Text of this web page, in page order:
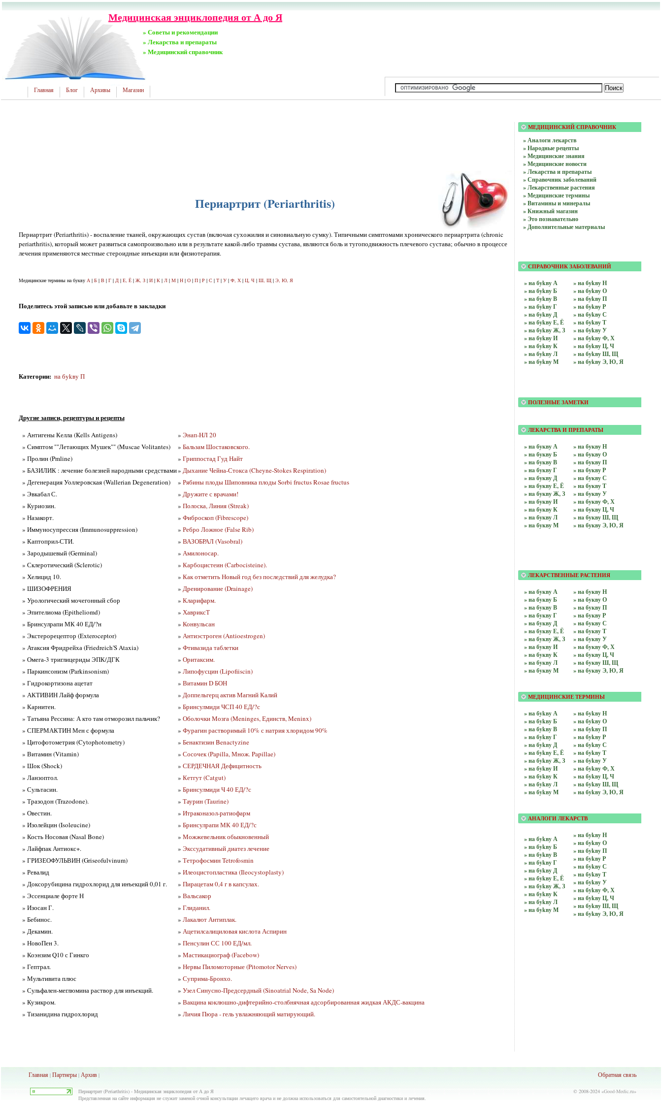
Медицинская энциклопедия от А до Я
» Советы и рекомендации
» Лекарства и препараты
» Медицинский справочник
Главная Блог Архивы Магазин
Периартрит (Periarthritis)
Периартрит (Periarthritis) - воспаление тканей, окружающих сустав (включая сухожилия и синовиальную сумку). Типичными симптомами хронического периартрита (chronic
periarthritis), который может развиться самопроизвольно или в результате какой-либо травмы сустава, являются боль и тугоподвижность плечевого сустава; обычно в процессе
лечения применяются местные стероидные инъекции или физиотерапия.
Медицинские термины на букву А | Б | В| Г| Д| Е, Ё| Ж, З| И| К| Л| М| Н| О| П| Р | С| Т| У| Ф, Х| Ц, Ч | Ш, Щ| Э, Ю, Я
Поделитесь этой записью или добавьте в закладки
Категории: на бykвy П
Другие записи, рецептуры и рецепты
» Антигены Келла (Kells Antigens)
» Симптом ""Летающих Мушек"" (Muscae Volitantes)
» Пролин (Pmline)
» БАЗИЛИК : лечение болезней народными средствами
» Дегенерация Уоллеровская (Wallerian Degeneration)
» Эвкабал С.
» Куриозин.
» Назакорт.
» Иммуносупрессия (Immunosuppression)
» Каптоприл-СТИ.
» Зародышевый (Germinal)
» Склеротический (Sclerotic)
» Хелицид 10.
» ШИЗОФРЕНИЯ
» Урологический мочегонный сбор
» Эпителиома (Epitheliomd)
» Бринсулрапи МК 40 ЕД/?н
» Экстерорецептор (Exteroceptor)
» Атаксия Фридрейха (Friedreich'S Ataxia)
» Омега-3 триглицериды ЭПК/ДГК
» Паркинсонизм (Parkinsonism)
» Гидрокортизона ацетат
» АКТИВИН Лайф формула
» Карнитен.
» Татьяна Рессина: А кто там отморозил пальчик?
» СПЕРМАКТИН Мен с формула
» Цитофотометрия (Cytophotometry)
» Витамин (Vitamin)
» Шок (Shock)
» Ланзоптол.
» Сультасин.
» Тразодон (Trazodone).
» Овестин.
» Изолейцин (Isoleucine)
» Кость Носовая (Nasal Bone)
» Лайфпак Антиокс+.
» ГРИЗЕОФУЛЬВИН (Griseofulvinum)
» Ревалид
» Доксорубицина гидрохлорид для инъекций 0,01 г.
» Эссенциале форте Н
» Изосан Г.
» Бебинос.
» Декамин.
» НовоПен 3.
» Коэнзим Q10 с Гинкго
» Гептрал.
» Мультивита плюс
» Сульфален-меглюмина раствор для инъекций.
» Кузикром.
» Тизанидина гидрохлорид
» Энап-HЛ 20
» Бальзам Шостаковского.
» Гриппостад Гуд Найт
» Дыхание Чейна-Стокса (Cheyne-Stokes Respiration)
» Рябины плоды Шиповника плоды Sorbi fructus Rosae fructus
» Дружите с врачами!
» Полоска, Линия (Streak)
» Фиброскоп (Fibrescope)
» Ребро Ложное (False Rib)
» ВАЗОБРАЛ (Vasobral)
» Амилоносар.
» Карбоцистеин (Carbocisteine).
» Как отметить Новый год без последствий для желудка?
» Дренирование (Drainage)
» Кларифарм.
» ХавриксТ
» Конвульсан
» Антиэстроген (Antioestrogen)
» Фтивазида таблетки
» Оритаксим.
» Липофусцин (Lipofiiscin)
» Витамин D БОН
» Доппельгерц актив Магний Калий
» Бринсулмиди ЧСП 40 ЕД/?с
» Оболочки Мозга (Meninges, Единств, Meninx)
» Фурагин растворимый 10% с натрия хлоридом 90%
» Бенактизин Benactyzine
» Сосочек (Papilla, Множ. Papillae)
» СЕРДЕЧНАЯ Дефицитность
» Кетгут (Catgut)
» Бринсулмиди Ч 40 ЕД/?с
» Таурин (Taurine)
» Итраконазол-ратиофарм
» Бринсулрапи МК 40 ЕД/?с
» Можжевельник обыкновенный
» Экссудативный диатез лечение
» Тетрофосмин Tetrofosmin
» Илеоцистопластика (Ileocystoplasty)
» Пирацетам 0,4 г в капсулах.
» Вальсакор
» Глиданил.
» Лакалют Антиплак.
» Ацетилсалициловая кислота Аспирин
» Пенсулин СС 100 ЕД/мл.
» Мастикациограф (Facebow)
» Нервы Пиломоторные (Pitomotor Nerves)
» Суприма-Бронхо.
» Узел Синусно-Предсердный (Sinoatrial Node, Sa Node)
» Вакцина коклюшно-дифтерийно-столбнячная адсорбированная жидкая АКДС-вакцина
» Личия Пюра - гель увлажняющий матирующий.
МЕДИЦИНСКИЙ СПРАВОЧНИК
» Аналоги лекарств
» Народные рецепты
» Медицинские знания
» Медицинские новости
» Лекарства и препараты
» Справочник заболеваний
» Лекарственные растения
» Медицинские термины
» Витамины и минералы
» Книжный магазин
» Это познавательно
» Дополнительные материалы
СПРАВОЧНИК ЗАБОЛЕВАНИЙ
» на буkву А
» на буkву Б
» на буkву В
» на буkву Г
» на буkву Д
» на буkву Е, Ё
» на буkву Ж, З
» на буkву И
» на буkву К
» на буkву Л
» на буkву М
» на буkву Н
» на буkву О
» на буkву П
» на буkву Р
» на буkву С
» на буkву Т
» на буkву У
» на буkву Ф, Х
» на буkву Ц, Ч
» на буkву Ш, Щ
» на буkву Э, Ю, Я
ПОЛЕЗНЫЕ ЗАМЕТКИ
ЛЕКАРСТВА И ПРЕПАРАТЫ
» нa букву А
» нa букву Б
» нa букву В
» нa букву Г
» нa букву Д
» нa букву Е, Ё
» нa букву Ж, З
» нa букву И
» нa букву К
» нa букву Л
» нa букву М
» нa букву Н
» нa букву О
» нa букву П
» нa букву Р
» нa букву С
» нa букву Т
» нa букву У
» нa букву Ф, Х
» нa букву Ц, Ч
» нa букву Ш, Щ
» нa букву Э, Ю, Я
ЛЕКАРСТВЕННЫЕ РАСТЕНИЯ
» на бyквy А
» на бyквy Б
» на бyквy В
» на бyквy Г
» на бyквy Д
» на бyквy Е, Ё
» на бyквy Ж, З
» на бyквy И
» на бyквy К
» на бyквy Л
» на бyквy М
» на бyквy Н
» на бyквy О
» на бyквy П
» на бyквy Р
» на бyквy С
» на бyквy Т
» на бyквy У
» на бyквy Ф, Х
» на бyквy Ц, Ч
» на бyквy Ш, Щ
» на бyквy Э, Ю, Я
МЕДИЦИНСКИЕ ТЕРМИНЫ
» на бykвy А
» на бykвy Б
» на бykвy В
» на бykвy Г
» на бykвy Д
» на бykвy Е, Ё
» на бykвy Ж, З
» на бykвy И
» на бykвy К
» на бykвy Л
» на бykвy М
» на бykвy Н
» на бykвy О
» на бykвy П
» на бykвy Р
» на бykвy С
» на бykвy Т
» на бykвy У
» на бykвy Ф, Х
» на бykвy Ц, Ч
» на бykвy Ш, Щ
» на бykвy Э, Ю, Я
АНАЛОГИ ЛЕКАРСТВ
» нa бykвy А
» нa бykвy Б
» нa бykвy В
» нa бykвy Г
» нa бykвy Д
» нa бykвy Е, Ё
» нa бykвy Ж, З
» нa бykвy К
» нa бykвy Л
» нa бykвy М
» нa бykвy Н
» нa бykвy О
» нa бykвy П
» нa бykвy Р
» нa бykвy С
» нa бykвy Т
» нa бykвy У
» нa бykвy Ф, Х
» нa бykвy Ц, Ч
» нa бykвy Ш, Щ
» нa бykвy Э, Ю, Я
Главная| Партнеры| Архив| Обратная связь
Периартрит (Periarthritis) - Медицинская энциклопедия от А до Я
Представленная на сайте информация не служит заменой очной консультации лечащего врача и не должна использоваться для самостоятельной диагностики и лечения.
© 2008-2024 «Good-Medic.ru»